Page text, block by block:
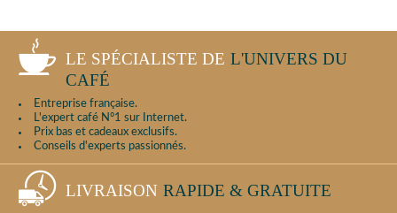
LE SPÉCIALISTE DE L'UNIVERS DU
CAFÉ
Entreprise française.
L'expert café N°1 sur Internet.
Prix bas et cadeaux exclusifs.
Conseils d'experts passionnés.
LIVRAISON RAPIDE & GRATUITE